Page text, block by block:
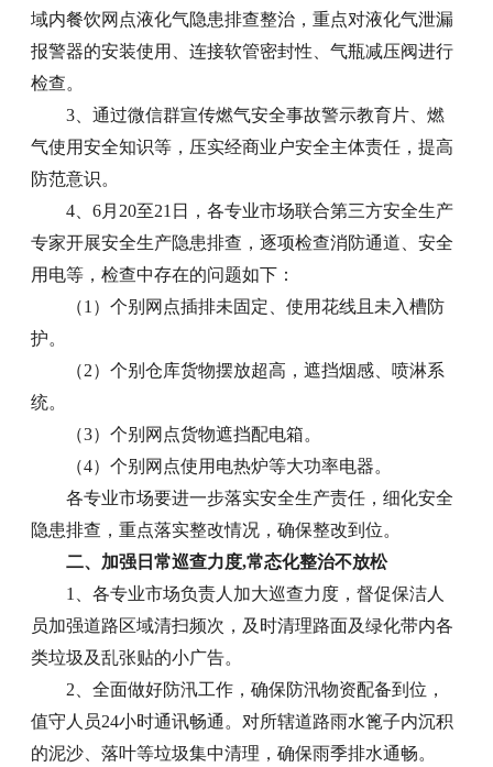
域内餐饮网点液化气隐患排查整治，重点对液化气泄漏
报警器的安装使用、连接软管密封性、气瓶减压阀进行
检查。
3、通过微信群宣传燃气安全事故警示教育片、燃
气使用安全知识等，压实经商业户安全主体责任，提高
防范意识。
4、6月20至21日，各专业市场联合第三方安全生产
专家开展安全生产隐患排查，逐项检查消防通道、安全
用电等，检查中存在的问题如下：
（1）个别网点插排未固定、使用花线且未入槽防
护。
（2）个别仓库货物摆放超高，遮挡烟感、喷淋系
统。
（3）个别网点货物遮挡配电箱。
（4）个别网点使用电热炉等大功率电器。
各专业市场要进一步落实安全生产责任，细化安全
隐患排查，重点落实整改情况，确保整改到位。
二、加强日常巡查力度,常态化整治不放松
1、各专业市场负责人加大巡查力度，督促保洁人
员加强道路区域清扫频次，及时清理路面及绿化带内各
类垃圾及乱张贴的小广告。
2、全面做好防汛工作，确保防汛物资配备到位，
值守人员24小时通讯畅通。对所辖道路雨水篦子内沉积
的泥沙、落叶等垃圾集中清理，确保雨季排水通畅。